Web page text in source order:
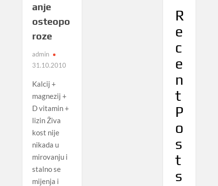
anje
osteopo
roze
admin
31.10.2010
Kalcij +
magnezij +
D vitamin +
lizin Živa
kost nije
nikada u
mirovanju i
stalno se
mijenja i
R
e
c
e
n
t
P
o
s
t
s